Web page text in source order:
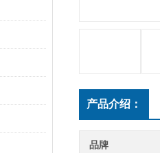
产品介绍：
品牌